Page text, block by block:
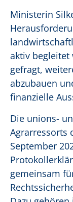
Ministerin
aktiv begleitet
gefragt,
abzubauen
finanzielle
Die unions-
Agrarressorts
September
gemeinsam